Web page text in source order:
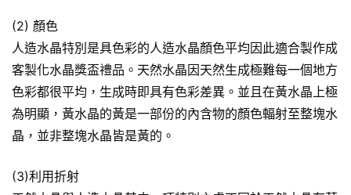
(2) 顏色
人造水晶特別是具色彩的人造水晶顏色平均因此適合製作成
客製化水晶獎盃禮品。天然水晶因天然生成極難每一個地方
色彩都很平均，生成時即具有色彩差異。並且在黃水晶上極
為明顯，黃水晶的黃是一部份的內含物的顏色輻射至整塊水
晶，並非整塊水晶皆是黃的。
(3)利用折射